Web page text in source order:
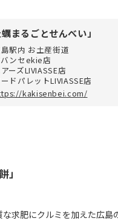
まるごとせんべい」
駅内 お土産街道
バンセekie店
ーズLIVIASSE店
ドパレットLIVIASSE店
kakisenbei.com/
」
な求肥にクルミを加えた広島